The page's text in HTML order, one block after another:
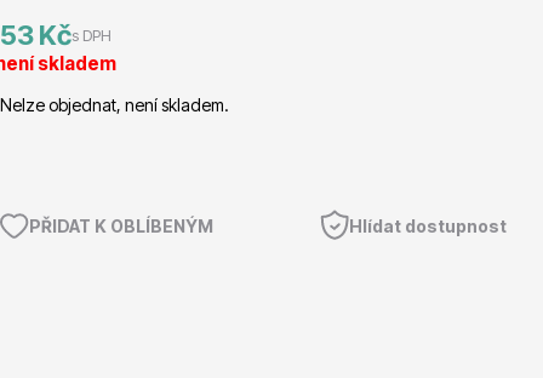
Květináče
53 Kčs DPH
skladem
Nelze objednat, není skladem.
PŘIDAT K OBLÍBENÝM Hlídat dostupnost